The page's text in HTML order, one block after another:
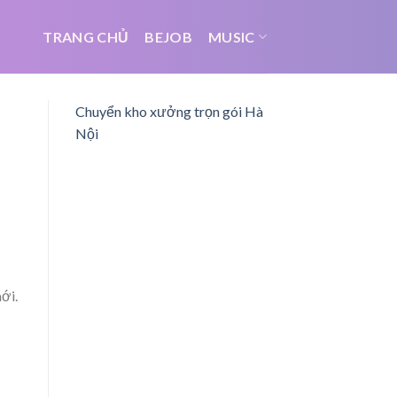
TRANG CHỦ BEJOB MUSIC
Chuyển kho xưởng trọn gói Hà
Nội